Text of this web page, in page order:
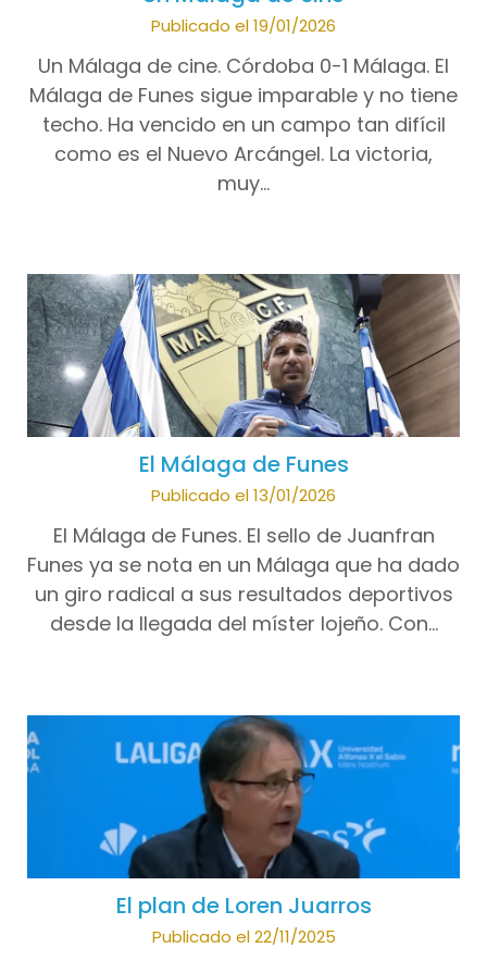
Publicado el 19/01/2026
Un Málaga de cine. Córdoba 0-1 Málaga. El
Málaga de Funes sigue imparable y no tiene
techo. Ha vencido en un campo tan difícil
como es el Nuevo Arcángel. La victoria,
muy…
El Málaga de Funes
Publicado el 13/01/2026
El Málaga de Funes. El sello de Juanfran
Funes ya se nota en un Málaga que ha dado
un giro radical a sus resultados deportivos
desde la llegada del míster lojeño. Con…
El plan de Loren Juarros
Publicado el 22/11/2025